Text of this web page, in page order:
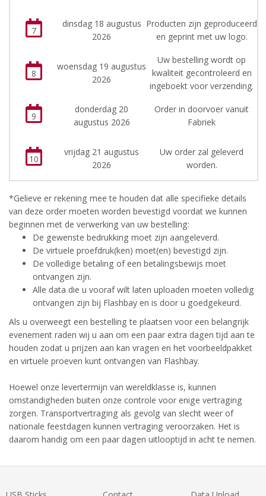
7
dinsdag 18 augustus
2026
Producten zijn geproduceerd
en geprint met uw logo.
8
woensdag 19 augustus
2026
Uw bestelling wordt op
kwaliteit gecontroleerd en
ingeboekt voor verzending.
9
donderdag 20
augustus 2026
Order in doorvoer vanuit
Fabriek
10
vrijdag 21 augustus
2026
Uw order zal geleverd
worden.
*Gelieve er rekening mee te houden dat alle specifieke details
van deze order moeten worden bevestigd voordat we kunnen
beginnen met de verwerking van uw bestelling:
De gewenste bedrukking moet zijn aangeleverd.
De virtuele proefdruk(ken) moet(en) bevestigd zijn.
De volledige betaling of een betalingsbewijs moet
ontvangen zijn.
Alle data die u vooraf wilt laten uploaden moeten volledig
ontvangen zijn bij Flashbay en is door u goedgekeurd.
Als u overweegt een bestelling te plaatsen voor een belangrijk
evenement raden wij u aan om een paar extra dagen tijd aan te
houden zodat u prijzen aan kan vragen en het voorbeeldpakket
en virtuele proeven kunt ontvangen van Flashbay.
Hoewel onze levertermijn van wereldklasse is, kunnen
omstandigheden buiten onze controle voor enige vertraging
zorgen. Transportvertraging als gevolg van slecht weer of
nationale feestdagen kunnen vertraging veroorzaken. Het is
daarom handig om een paar dagen uitlooptijd in acht te nemen.